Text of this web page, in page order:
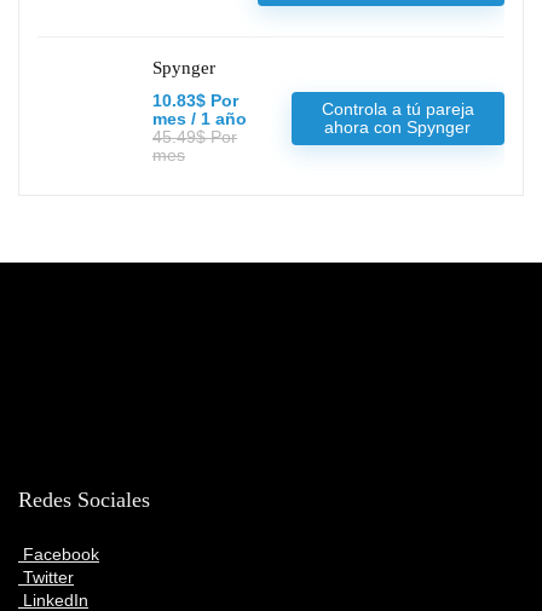
Spynger
10.83$ Por
mes / 1 año
45.49$ Por
mes
Controla a tú pareja
ahora con Spynger
Redes Sociales
Facebook
Twitter
LinkedIn